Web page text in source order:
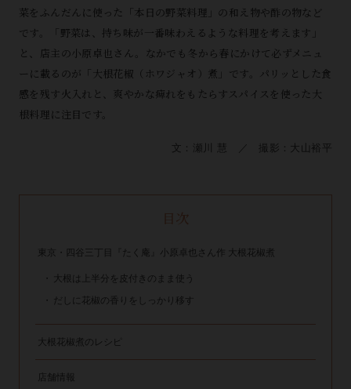
菜をふんだんに使った「本日の野菜料理」の和え物や酢の物など
です。「野菜は、持ち味が一番味わえるような料理を考えます」
と、店主の小原卓也さん。なかでも冬から春にかけて必ずメニュ
ーに載るのが「大根花椒（ホワジャオ）煮」です。パリッとした食
感を残す火入れと、爽やかな痺れをもたらすスパイスを使った大
根料理に注目です。
文：瀬川 慧 ／ 撮影：大山裕平
目次
東京・四谷三丁目『たく庵』小原卓也さん作 大根花椒煮
大根は上半分を皮付きのまま使う
だしに花椒の香りをしっかり移す
大根花椒煮のレシピ
店舗情報